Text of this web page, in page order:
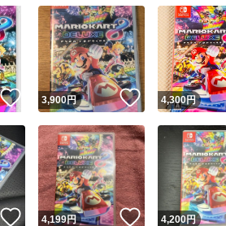
いいね！
3,900円 いいね！
4,300円
いいね！
4,199円 いいね！
4,200円